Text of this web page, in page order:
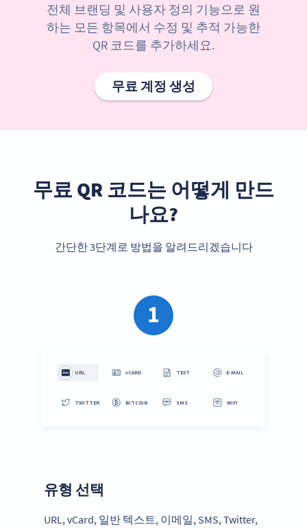
전체 브랜딩 및 사용자 정의 기능으로 원
하는 모든 항목에서 수정 및 추적 가능한
QR 코드를 추가하세요.
무료 계정 생성
무료 QR 코드는 어떻게 만드
나요?
간단한 3단계로 방법을 알려드리겠습니다
1
유형 선택
URL, vCard, 일반 텍스트, 이메일, SMS, Twitter,